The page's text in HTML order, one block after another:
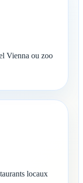
Vienna ou zoo
locaux